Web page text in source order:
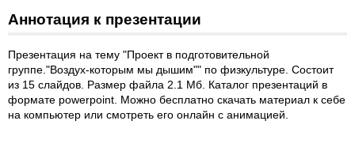
Аннотация к презентации
Презентация на тему "Проект в подготовительной
группе."Воздух-которым мы дышим"" по физкультуре. Состоит
из 15 слайдов. Размер файла 2.1 Мб. Каталог презентаций в
формате powerpoint. Можно бесплатно скачать материал к себе
на компьютер или смотреть его онлайн с анимацией.